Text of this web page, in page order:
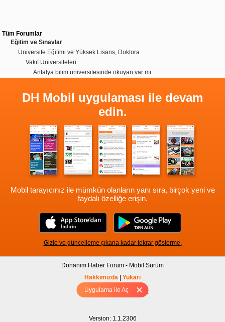
Uygulama ile Aç
Tüm Forumlar
Eğitim ve Sınavlar
Üniversite Eğitimi ve Yüksek Lisans, Doktora
Vakıf Üniversiteleri
Antalya bilim üniversitesinde okuyan var mı
DH Mobil uygulaması ile devam
edin.
Mobil tarayıcınız ile mümkün olanların yanı sıra, birçok yeni ve
faydalı özelliğe erişin.
Gizle ve güncelleme çıkana kadar tekrar gösterme.
Donanım Haber Forum - Mobil Sürüm
Hakkımızda | Yukarı
Tam sürüm için Tıklayınız
Version: 1.1.2306